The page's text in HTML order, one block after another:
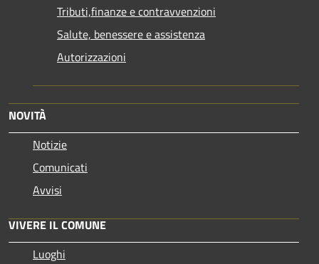
Tributi,finanze e contravvenzioni
Salute, benessere e assistenza
Autorizzazioni
NOVITÀ
Notizie
Comunicati
Avvisi
VIVERE IL COMUNE
Luoghi